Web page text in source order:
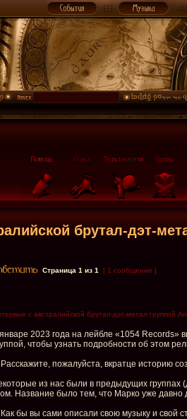
брутал-дэт-
Страница 1 из 1
[ 1 сообщение ]
с австралийской брутал-дэт-метал группой
2023 года на лейбле «1054 Records»
чтобы узнать подробности об этом
Расскажите, пожалуйста, вкратце историю
из нас были в предыдущих группах
Название было тем, что Марко уже давно
бы вы сами описали свою музыку и свой